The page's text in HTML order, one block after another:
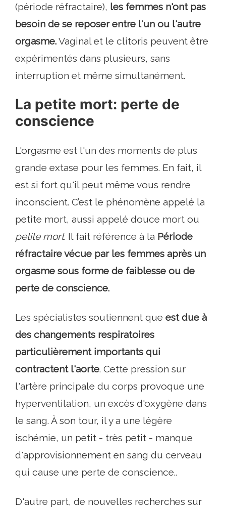
(période réfractaire), les femmes n'ont pas
besoin de se reposer entre l'un ou l'autre
orgasme.Vaginal et le clitoris peuvent être
expérimentés dans plusieurs, sans
interruption et même simultanément.
La petite mort: perte de
conscience
L'orgasme est l'un des moments de plus
grande extase pour les femmes. En fait, il
est si fort qu'il peut même vous rendre
inconscient. C’est le phénomène appelé la
petite mort, aussi appelé douce mort ou
petite mort. Il fait référence à la Période
réfractaire vécue par les femmes après un
orgasme sous forme de faiblesse ou de
perte de conscience.
Les spécialistes soutiennent que est due à
des changements respiratoires
particulièrement importants qui
contractent l'aorte. Cette pression sur
l'artère principale du corps provoque une
hyperventilation, un excès d'oxygène dans
le sang. À son tour, il y a une légère
ischémie, un petit - très petit - manque
d'approvisionnement en sang du cerveau
qui cause une perte de conscience..
D'autre part, de nouvelles recherches sur